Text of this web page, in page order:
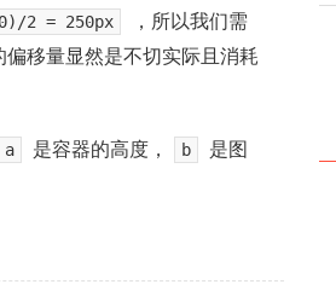
2 = 250px
，所以我们需
偏移量显然是不切实际且消耗
a 是容器的高度， b
是图